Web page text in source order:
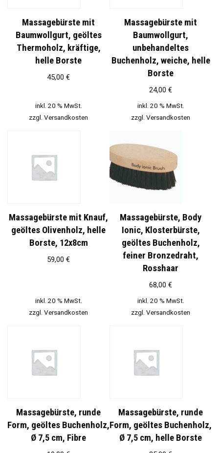
Massagebürste mit
Baumwollgurt, geöltes
Thermoholz, kräftige,
helle Borste
45,00 €
inkl. 20 % MwSt.
zzgl. Versandkosten
Massagebürste mit
Baumwollgurt,
unbehandeltes
Buchenholz, weiche, helle
Borste
24,00 €
inkl. 20 % MwSt.
zzgl. Versandkosten
Massagebürste mit Knauf,
geöltes Olivenholz, helle
Borste, 12x8cm
59,00 €
inkl. 20 % MwSt.
zzgl. Versandkosten
Massagebürste, Body
Ionic, Klosterbürste,
geöltes Buchenholz,
feiner Bronzedraht,
Rosshaar
68,00 €
inkl. 20 % MwSt.
zzgl. Versandkosten
Massagebürste, runde
Form, geöltes Buchenholz,
Ø 7,5 cm, Fibre
Massagebürste, runde
Form, geöltes Buchenholz,
Ø 7,5 cm, helle Borste